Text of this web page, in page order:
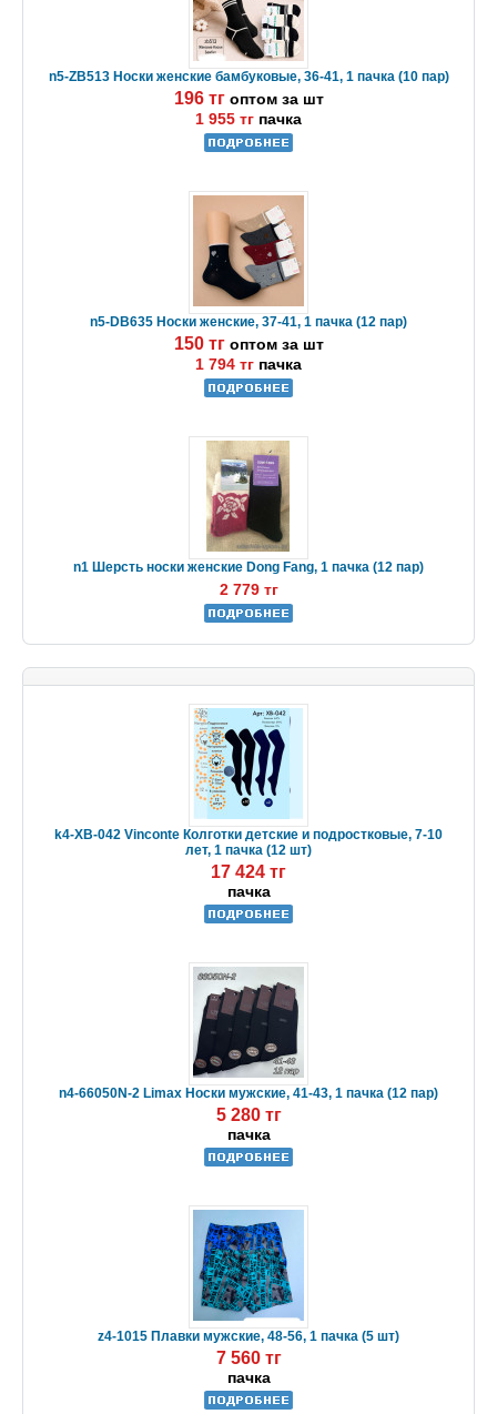
n5-ZB513 Носки женские бамбуковые, 36-41, 1 пачка (10 пар)
196 тг оптом за шт
1 955 тг пачка
n5-DB635 Носки женские, 37-41, 1 пачка (12 пар)
150 тг оптом за шт
1 794 тг пачка
n1 Шерсть носки женские Dong Fang, 1 пачка (12 пар)
2 779 тг
k4-XB-042 Vinconte Колготки детские и подростковые, 7-10
лет, 1 пачка (12 шт)
17 424 тг
пачка
n4-66050N-2 Limax Носки мужские, 41-43, 1 пачка (12 пар)
5 280 тг
пачка
z4-1015 Плавки мужские, 48-56, 1 пачка (5 шт)
7 560 тг
пачка